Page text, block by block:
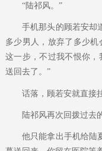
“陆祁风。”
手机那头的顾若安却
多少男人，放弃了多少
这一步，不过我不恨你
送回去了。”
话落，顾若安就直接
陆祁风再次回拨过去
他只能拿出手机给陆